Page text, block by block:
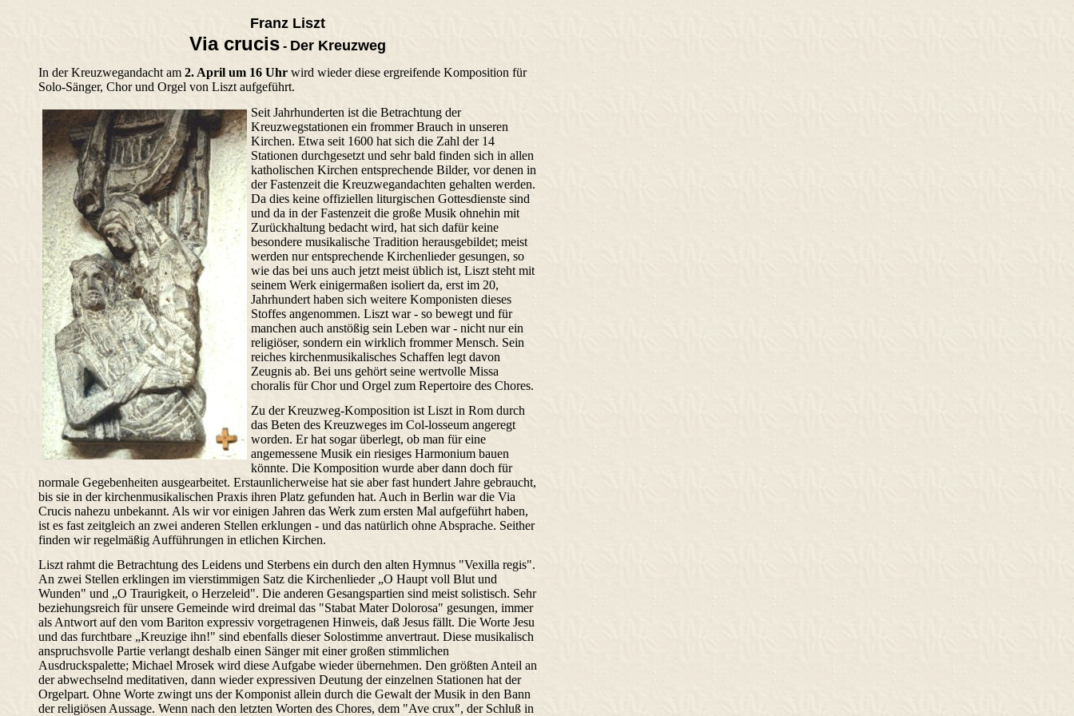
Franz Liszt
Via crucis - Der Kreuzweg
In der Kreuzwegandacht am 2. April um 16 Uhr wird wieder diese ergreifende Komposition für
Solo-Sänger, Chor und Orgel von Liszt aufgeführt.
Seit Jahrhunderten ist die Betrachtung der
Kreuzwegstationen ein frommer Brauch in unseren
Kirchen. Etwa seit 1600 hat sich die Zahl der 14
Stationen durchgesetzt und sehr bald finden sich in allen
katholischen Kirchen entsprechende Bilder, vor denen in
der Fastenzeit die Kreuzwegandachten gehalten werden.
Da dies keine offiziellen liturgischen Gottesdienste sind
und da in der Fastenzeit die große Musik ohnehin mit
Zurückhaltung bedacht wird, hat sich dafür keine
besondere musikalische Tradition herausgebildet; meist
werden nur entsprechende Kirchenlieder gesungen, so
wie das bei uns auch jetzt meist üblich ist, Liszt steht mit
seinem Werk einigermaßen isoliert da, erst im 20,
Jahrhundert haben sich weitere Komponisten dieses
Stoffes angenommen. Liszt war - so bewegt und für
manchen auch anstößig sein Leben war - nicht nur ein
religiöser, sondern ein wirklich frommer Mensch. Sein
reiches kirchenmusikalisches Schaffen legt davon
Zeugnis ab. Bei uns gehört seine wertvolle Missa
choralis für Chor und Orgel zum Repertoire des Chores.
Zu der Kreuzweg-Komposition ist Liszt in Rom durch
das Beten des Kreuzweges im Col-losseum angeregt
worden. Er hat sogar überlegt, ob man für eine
angemessene Musik ein riesiges Harmonium bauen
könnte. Die Komposition wurde aber dann doch für
normale Gegebenheiten ausgearbeitet. Erstaunlicherweise hat sie aber fast hundert Jahre gebraucht,
bis sie in der kirchenmusikalischen Praxis ihren Platz gefunden hat. Auch in Berlin war die Via
Crucis nahezu unbekannt. Als wir vor einigen Jahren das Werk zum ersten Mal aufgeführt haben,
ist es fast zeitgleich an zwei anderen Stellen erklungen - und das natürlich ohne Absprache. Seither
finden wir regelmäßig Aufführungen in etlichen Kirchen.
Liszt rahmt die Betrachtung des Leidens und Sterbens ein durch den alten Hymnus "Vexilla regis".
An zwei Stellen erklingen im vierstimmigen Satz die Kirchenlieder „O Haupt voll Blut und
Wunden" und „O Traurigkeit, o Herzeleid". Die anderen Gesangspartien sind meist solistisch. Sehr
beziehungsreich für unsere Gemeinde wird dreimal das "Stabat Mater Dolorosa" gesungen, immer
als Antwort auf den vom Bariton expressiv vorgetragenen Hinweis, daß Jesus fällt. Die Worte Jesu
und das furchtbare „Kreuzige ihn!" sind ebenfalls dieser Solostimme anvertraut. Diese musikalisch
anspruchsvolle Partie verlangt deshalb einen Sänger mit einer großen stimmlichen
Ausdruckspalette; Michael Mrosek wird diese Aufgabe wieder übernehmen. Den größten Anteil an
der abwechselnd meditativen, dann wieder expressiven Deutung der einzelnen Stationen hat der
Orgelpart. Ohne Worte zwingt uns der Komponist allein durch die Gewalt der Musik in den Bann
der religiösen Aussage. Wenn nach den letzten Worten des Chores, dem "Ave crux", der Schluß in